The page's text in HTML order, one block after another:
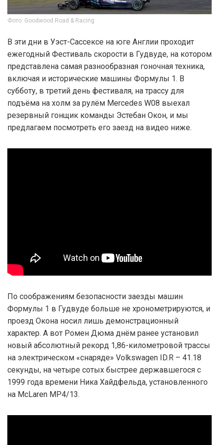
Фото: Goodwood Road & Racing
В эти дни в Уэст-Сассексе на юге Англии проходит
ежегодный Фестиваль скорости в Гудвуде, на котором
представлена самая разнообразная гоночная техника,
включая и исторические машины Формулы 1. В
субботу, в третий день фестиваля, на трассу для
подъёма на холм за рулём Mercedes W08 выехал
резервный гонщик команды Эстебан Окон, и мы
предлагаем посмотреть его заезд на видео ниже.
По соображениям безопасности заезды машин
Формулы 1 в Гудвуде больше не хронометрируются, и
проезд Окона носил лишь демонстрационный
характер. А вот Ромен Дюма днём ранее установил
новый абсолютный рекорд 1,86-километровой трассы
на электрическом «снаряде» Volkswagen ID.R – 41.18
секунды, на четыре сотых быстрее державшегося с
1999 года времени Ника Хайдфельда, установленного
на McLaren MP4/13.